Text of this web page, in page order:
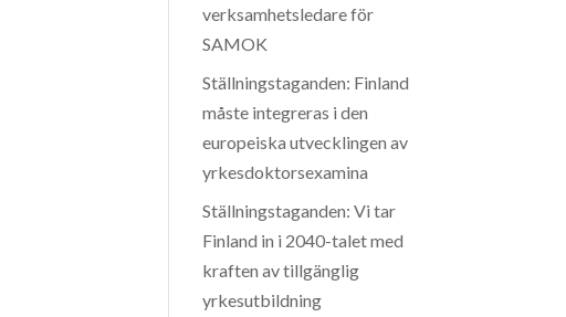
verksamhetsledare för
SAMOK
Ställningstaganden: Finland
måste integreras i den
europeiska utvecklingen av
yrkesdoktorsexamina
Ställningstaganden: Vi tar
Finland in i 2040-talet med
kraften av tillgänglig
yrkesutbildning